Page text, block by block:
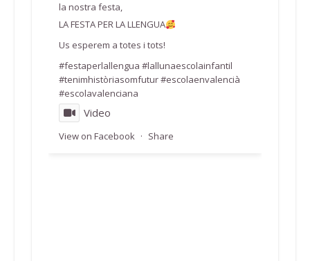
la nostra festa,
LA FESTA PER LA LLENGUA
Us esperem a totes i tots!
#festaperlallengua #lallunaescolainfantil
#tenimhistòriasomfutur #escolaenvalencià
#escolavalenciana
Video
View on Facebook · Share